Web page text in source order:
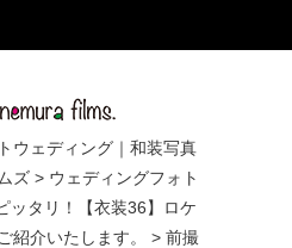
ウェディング｜和装写真
ズ > ウェディングフォト
ッタリ！【衣装36】ロケ
紹介いたします。
> 前撮